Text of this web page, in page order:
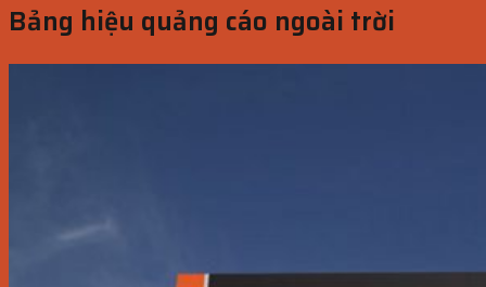
Bảng hiệu quảng cáo ngoài trời